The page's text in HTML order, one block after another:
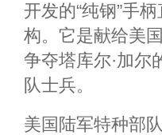
开发的“纯钢”手
构。它是献给美
争夺塔库尔·加尔
队士兵。
美国陆军特种部